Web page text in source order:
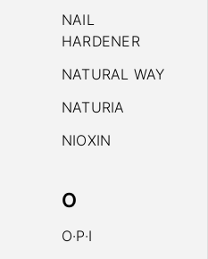
NAIL
HARDENER
NATURAL WAY
NATURIA
NIOXIN
O
O·P·I